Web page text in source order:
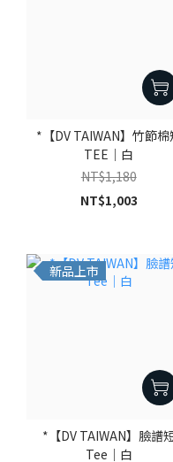
*【DV TAIWAN】竹節棉
TEE｜白
NT$1,180
NT$1,003
新品上市
*【DV TAIWAN】臉譜
Tee｜白